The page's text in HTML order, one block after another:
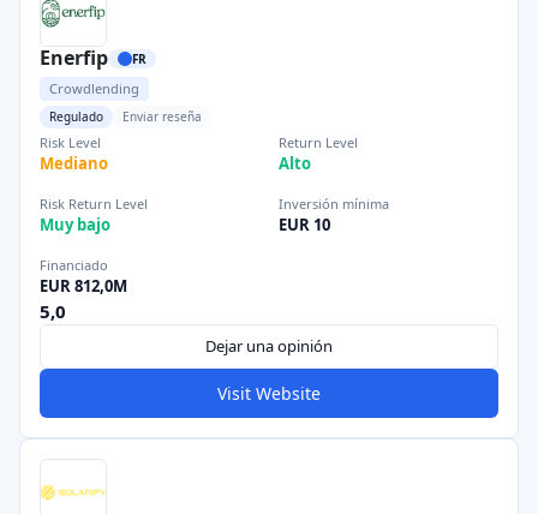
Enerfip FR
Crowdlending
Regulado Enviar reseña
Risk Level
Mediano
Return Level
Alto
Risk Return Level
Muy bajo
Inversión mínima
EUR 10
Financiado
EUR 812,0M
5,0
Dejar una opinión
Visit Website